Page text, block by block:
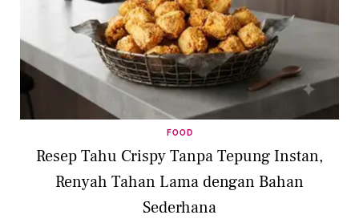
FOOD
Resep Tahu Crispy Tanpa Tepung Instan,
Renyah Tahan Lama dengan Bahan
Sederhana